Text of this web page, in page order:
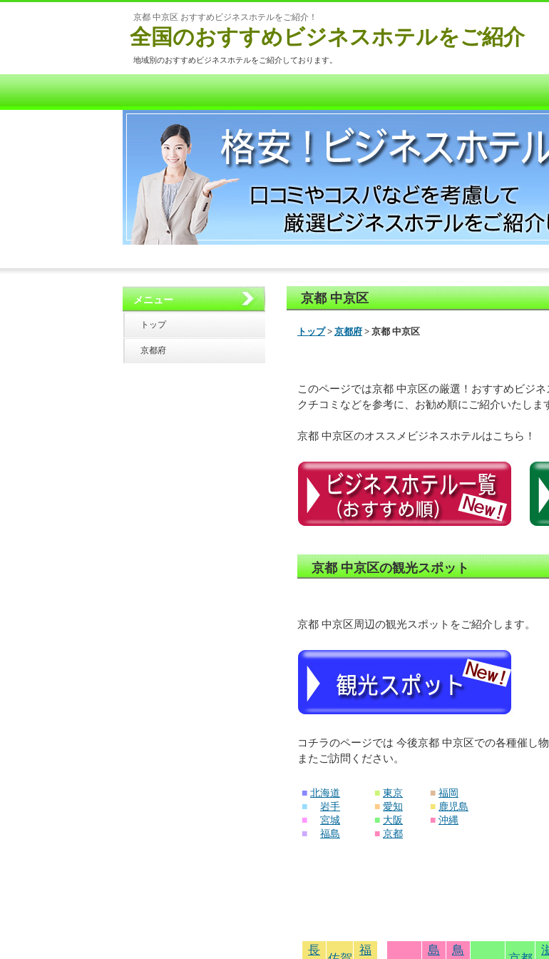
京都 中京区 おすすめビジネスホテルをご紹介！
全国のおすすめビジネスホテルをご紹介
地域別のおすすめビジネスホテルをご紹介しております。
京都 中京区
トップ> 京都府 > 京都 中京区
このページでは京都 中京区の厳選！おすすめビジネ
クチコミなどを参考に、お勧め順にご紹介いたしま
京都 中京区のオススメビジネスホテルはこちら！
京都 中京区の観光スポット
京都 中京区周辺の観光スポットをご紹介します。
コチラのページでは 今後京都 中京区での各種催し
またご訪問ください。
■ 北海道
■
岩手
■
宮城
■
福島
■ 東京
■ 愛知
■ 大阪
■ 京都
■ 福岡
■ 鹿児島
■ 沖縄
長
福 島 鳥
メニュー
トップ
京都府